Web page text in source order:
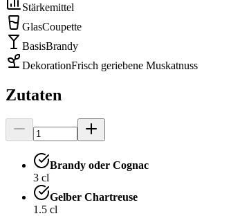
Stärkemittel
GlasCoupette
BasisBrandy
DekorationFrisch geriebene Muskatnuss
Zutaten
Brandy oder Cognac
3 cl
Gelber Chartreuse
1.5 cl